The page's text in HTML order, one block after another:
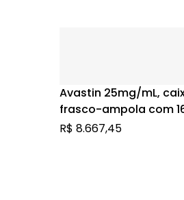
Avastin 25mg/mL,
frasco-ampola com
solução de uso
R$ 8.667,45